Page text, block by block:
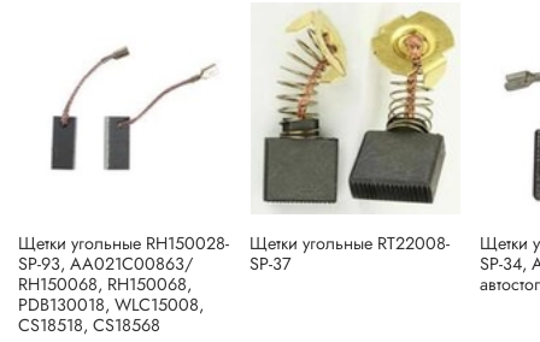
Щетки угольные RH150028-
SP-93, AA021C00863/
RH150068, RH150068,
PDB130018, WLC15008,
CS18518, CS18568
Щетки угольные RT22008-
SP-37
Щетки
SP-34,